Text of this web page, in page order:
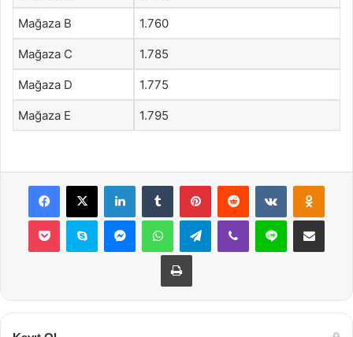
Mağaza B 1.760
Mağaza C 1.785
Mağaza D 1.775
Mağaza E 1.795
Facebook
X LinkedInTumblr PinterestReddit VKontakte
Pocket Skype MessengerWhatsAppTelegramViber Line E-Posta ile
Yazdır